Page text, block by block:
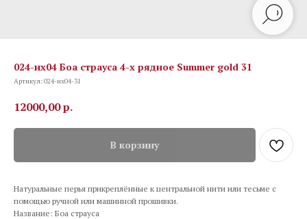
024-нх04 Боа страуса 4-х рядное Summer gold 31
Артикул:024-нх04-31
12000,00р.
В корзину
Натуральные перья прикреплённые к центральной нити или тесьме с
помощью ручной или машинной прошивки.
Название: Боа страуса